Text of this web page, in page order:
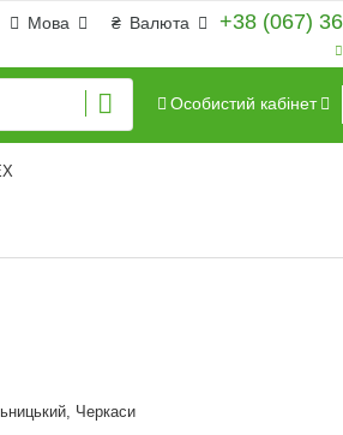
+38 (067)
₴ Валюта
Мова
Особистий кабінет
Черкаси